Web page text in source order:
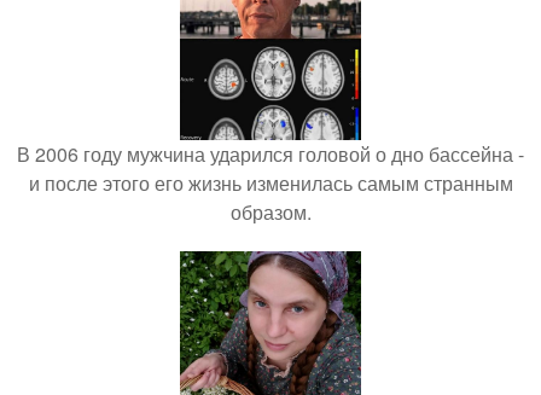
В 2006 году мужчина ударился головой о дно бассейна -
и после этого его жизнь изменилась самым странным
образом.